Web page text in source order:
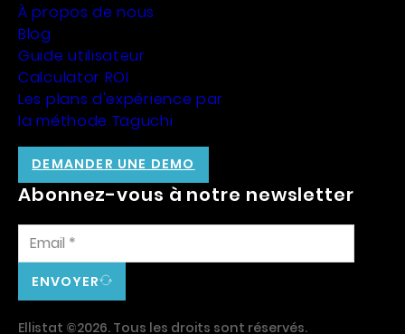
À propos de nous
Blog
Guide utilisateur
Calculator ROI
Les plans d'expérience par
la méthode Taguchi
Abonnez-vous à notre newsletter
ENVOYER
DEMANDER UNE DEMO
Ellistat ©2026. Tous les droits sont réservés.